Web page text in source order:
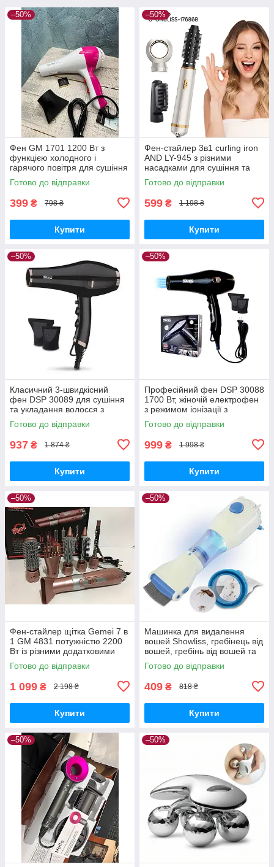
–50%
Фен GM 1701 1200 Вт з
функцією холодного і
гарячого повітря для сушіння
та укладання волосся,
потужний фен домашнього
Готово до відправки
399 ₴ 798 ₴
Купити
–50%
Фен-стайлер 3в1 curling iron
AND LY-945 з різними
насадками для сушіння та
укладання волосся з
регулюванням температури
Готово до відправки
599 ₴ 1 198 ₴
Купити
–50%
Класичний 3-швидкісний
фен DSP 30089 для сушіння
та укладання волосся з
насадками холодним і
гарячим повітрям
Готово до відправки
937 ₴ 1 874 ₴
Купити
–50%
Професійний фен DSP 30088
1700 Вт, жіночій електрофен
з режимом іонізації з
насадкою-концентратором
для укладання волосся
Готово до відправки
999 ₴ 1 998 ₴
Купити
–50%
Фен-стайлер щітка Gemei 7 в
1 GM 4831 потужністю 2200
Вт із різними додатковими
насадками для укладання,
завивання та випрямлення
Готово до відправки
1 099 ₴ 2 198 ₴
Купити
–50%
Машинка для видалення
вошей Showliss, гребінець від
вошей, гребінь від вошей та
гнид, гребінець для
вичісування гнид
Готово до відправки
409 ₴ 818 ₴
Купити
–50% –50%